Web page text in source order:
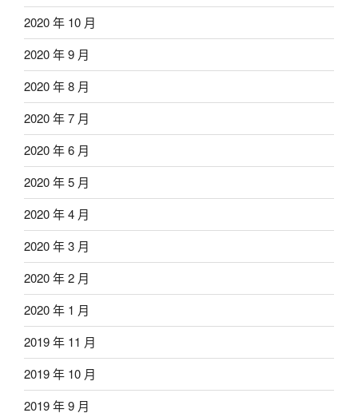
2020 年 10 月
2020 年 9 月
2020 年 8 月
2020 年 7 月
2020 年 6 月
2020 年 5 月
2020 年 4 月
2020 年 3 月
2020 年 2 月
2020 年 1 月
2019 年 11 月
2019 年 10 月
2019 年 9 月